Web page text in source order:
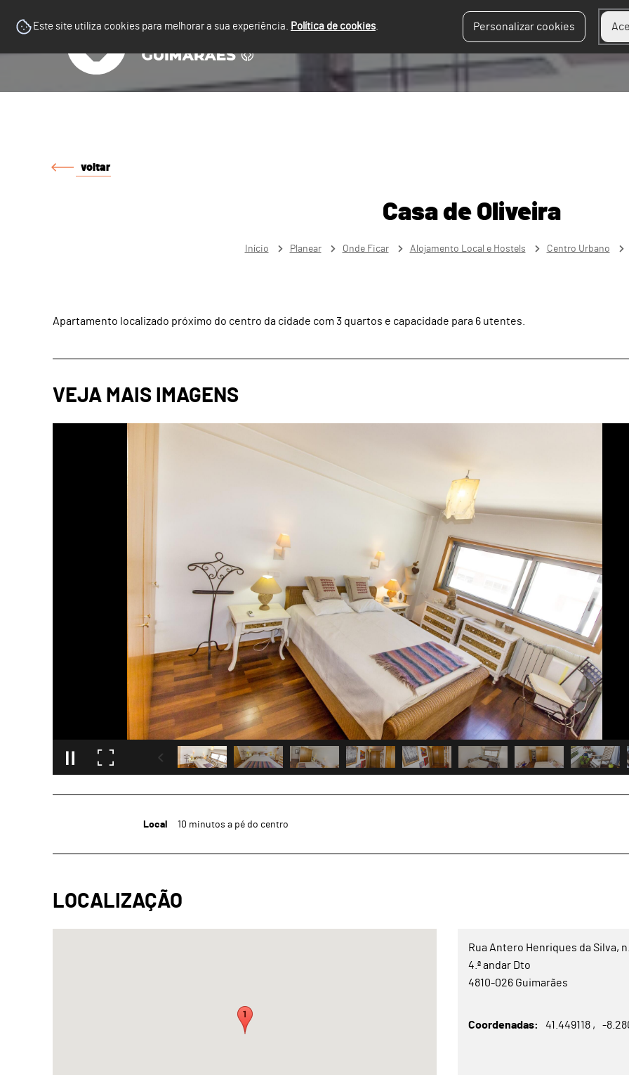
Este site utiliza cookies para melhorar a sua experiência. Política de cookies. Personalizar cookies
voltar
Casa de Oliveira
Início Planear Onde Ficar Alojamento Local e Hostels Centro Urbano
Apartamento localizado próximo do centro da cidade com 3 quartos e capacidade para 6 utentes.
Local 10 minutos a pé do centro
Rua Antero Henriques da Silva,
4.ª andar Dto
4810-026 Guimarães
Coordenadas 41.449118 -